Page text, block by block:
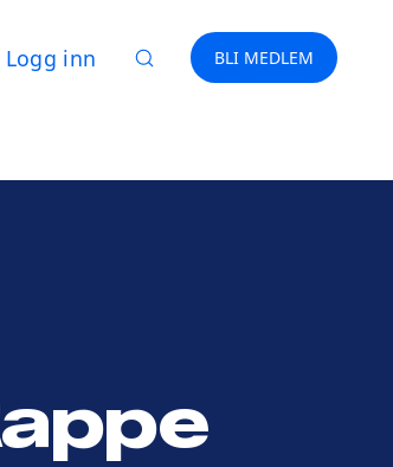
Logg inn BLI MEDLEM